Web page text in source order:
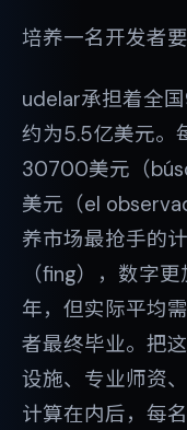
培养一名开发者
udelar承担着全
约为5.5亿美元。
30700美元（
美元（el
养市场最抢手的
（fing），数字
年，但实际平均
者最终毕业。把
设施、专业师资
计算在内后，每